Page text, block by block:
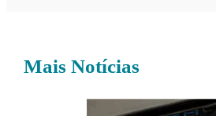
Mais Notícias